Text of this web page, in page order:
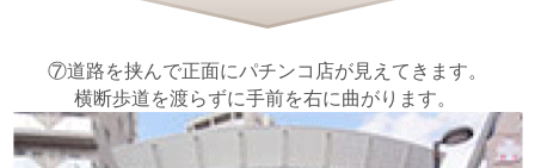
⑦道路を挟んで正面にパチンコ店が見えてきます。
横断歩道を渡らずに手前を右に曲がります。